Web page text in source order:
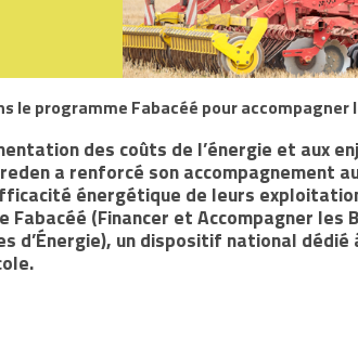
le programme Fabacéé pour
des coûts de l’énergie et aux
a renforcé son accompagnement
énergétique de leurs
Fabacéé (Financer et Accompagner les
d’Énergie), un dispositif national